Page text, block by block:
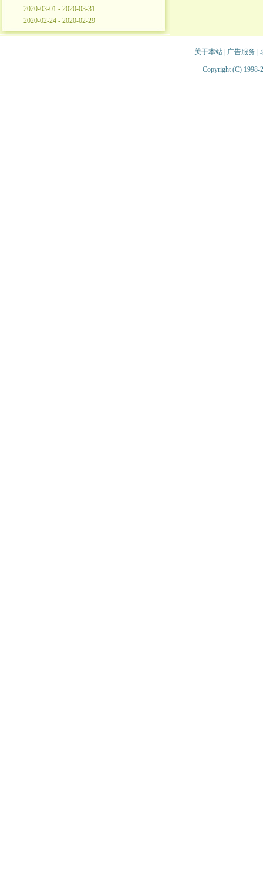
2020-03-01 - 2020-03-31
2020-02-24 - 2020-02-29
关于本站| 广告服务
Copyright (C) 1998-